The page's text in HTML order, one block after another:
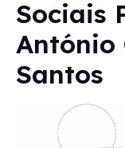
Sociais
António
Santos